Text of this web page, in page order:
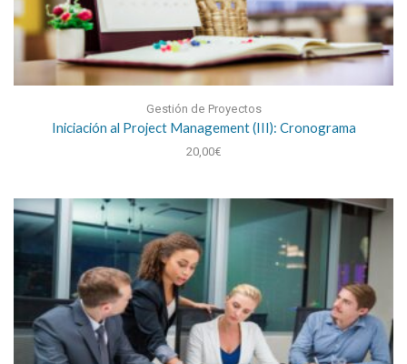
Gestión de Proyectos
Iniciación al Project Management (III): Cronograma
20,00€